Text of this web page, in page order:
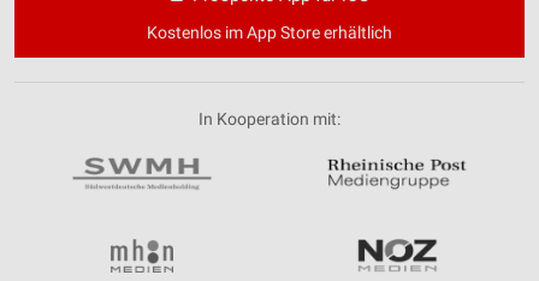
Kostenlos im App Store erhältlich
In Kooperation mit: